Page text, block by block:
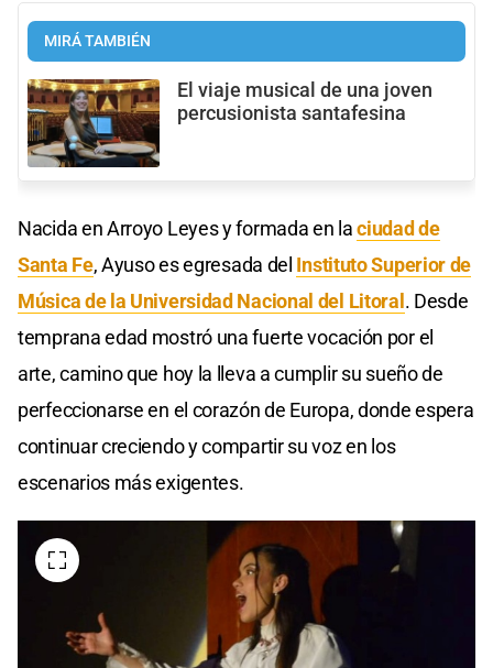
MIRÁ TAMBIÉN
El viaje musical de una joven
percusionista santafesina
Nacida en Arroyo Leyes y formada en laciudad de
Santa Fe, Ayuso es egresada del Instituto Superior de
Música de la Universidad Nacional del Litoral . Desde
temprana edad mostró una fuerte vocación por el
arte, camino que hoy la lleva a cumplir su sueño de
perfeccionarse en el corazón de Europa, donde espera
continuar creciendo y compartir su voz en los
escenarios más exigentes.